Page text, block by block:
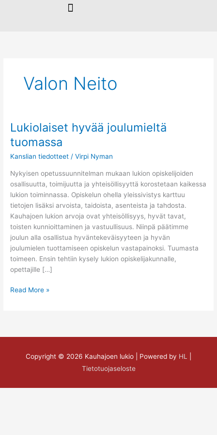
Valon Neito
Lukiolaiset hyvää joulumieltä
tuomassa
Kanslian tiedotteet /Virpi Nyman
Nykyisen opetussuunnitelman mukaan lukion opiskelijoiden
osallisuutta, toimijuutta ja yhteisöllisyyttä korostetaan kaikessa
lukion toiminnassa. Opiskelun ohella yleissivistys karttuu
tietojen lisäksi arvoista, taidoista, asenteista ja tahdosta.
Kauhajoen lukion arvoja ovat yhteisöllisyys, hyvät tavat,
toisten kunnioittaminen ja vastuullisuus. Niinpä päätimme
joulun alla osallistua hyväntekeväisyyteen ja hyvän
joulumielen tuottamiseen opiskelun vastapainoksi. Tuumasta
toimeen. Ensin tehtiin kysely lukion opiskelijakunnalle,
opettajille […]
Lukiolaiset
joulumieltä
tuomassa
Read More »
Copyright © 2026 Kauhajoen lukio | Powered by HL
Tietotuojaseloste